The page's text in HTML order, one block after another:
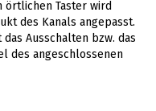
örtlichen Taster wird
des Kanals angepasst.
Ausschalten bzw. das
des angeschlossenen